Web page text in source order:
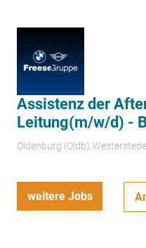
Assistenz der
Leitung(m/w/d) -
Oldenburg
weitere Jobs